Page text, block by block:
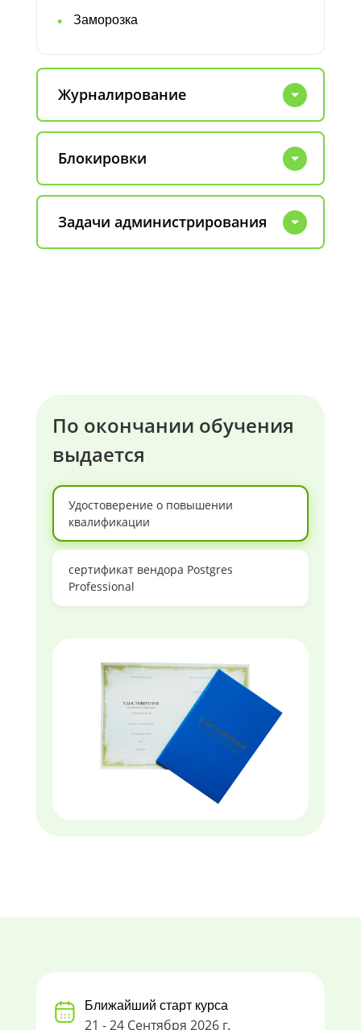
Заморозка
Журналирование
Блокировки
Задачи администрирования
По окончании обучения
выдается
Удостоверение о повышении
квалификации
сертификат вендора Postgres
Professional
Ближайший старт курса
21 - 24 Сентября 2026 г.